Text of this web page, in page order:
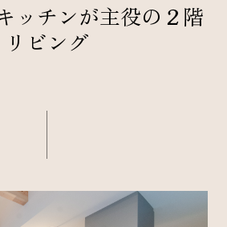
ッチンが主役の２階
リビング